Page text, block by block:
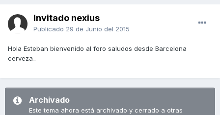
Invitado nexius
Publicado 29 de Junio del 2015
Hola Esteban bienvenido al foro saludos desde Barcelona
cerveza_
Archivado
Este tema ahora está archivado y cerrado a otras